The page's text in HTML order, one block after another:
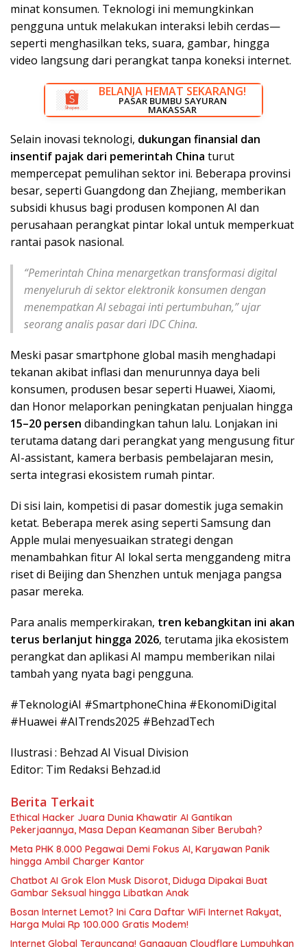
minat konsumen. Teknologi ini memungkinkan
pengguna untuk melakukan interaksi lebih cerdas—
seperti menghasilkan teks, suara, gambar, hingga
video langsung dari perangkat tanpa koneksi internet.
DISKON BESAR SEKARANG!
RUMAH LISTRIK MAKASSAR
BELANJA HEMAT SEKARANG!
PASAR BUMBU SAYURAN
MAKASSAR
Selain inovasi teknologi, dukungan finansial dan
insentif pajak dari pemerintah China turut
mempercepat pemulihan sektor ini. Beberapa provinsi
besar, seperti Guangdong dan Zhejiang, memberikan
subsidi khusus bagi produsen komponen AI dan
perusahaan perangkat pintar lokal untuk memperkuat
rantai pasok nasional.
“Pemerintah China menargetkan transformasi digital
menyeluruh di sektor elektronik konsumen dengan
menempatkan AI sebagai inti pertumbuhan,” ujar
seorang analis pasar dariIDC China.
Meski pasar smartphone global masih menghadapi
tekanan akibat inflasi dan menurunnya daya beli
konsumen, produsen besar seperti Huawei, Xiaomi,
dan Honor melaporkan peningkatan penjualan hingga
15–20 persen dibandingkan tahun lalu. Lonjakan ini
terutama datang dari perangkat yang mengusung fitur
AI-assistant, kamera berbasis pembelajaran mesin,
serta integrasi ekosistem rumah pintar.
Di sisi lain, kompetisi di pasar domestik juga semakin
ketat. Beberapa merek asing seperti Samsung dan
Apple mulai menyesuaikan strategi dengan
menambahkan fitur AI lokal serta menggandeng mitra
riset di Beijing dan Shenzhen untuk menjaga pangsa
pasar mereka.
Para analis memperkirakan, tren kebangkitan ini akan
terus berlanjut hingga 2026, terutama jika ekosistem
perangkat dan aplikasi AI mampu memberikan nilai
tambah yang nyata bagi pengguna.
#TeknologiAI #SmartphoneChina #EkonomiDigital
#Huawei #AITrends2025 #BehzadTech
Ilustrasi : Behzad AI Visual Division
Editor: Tim Redaksi Behzad.id
Berita Terkait
Ethical Hacker Juara Dunia Khawatir AI Gantikan
Pekerjaannya, Masa Depan Keamanan Siber Berubah?
Meta PHK 8.000 Pegawai Demi Fokus AI, Karyawan Panik
hingga Ambil Charger Kantor
Chatbot AI Grok Elon Musk Disorot, Diduga Dipakai Buat
Gambar Seksual hingga Libatkan Anak
Bosan Internet Lemot? Ini Cara Daftar WiFi Internet Rakyat,
Harga Mulai Rp 100.000 Gratis Modem!
Internet Global Terguncang! Gangguan Cloudflare Lumpuhkan